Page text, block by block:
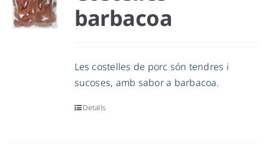
barbacoa
Les costelles de porc són tendres i
sucoses, amb sabor a barbacoa.
Detalls